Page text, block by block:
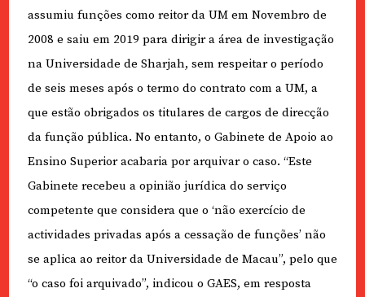
assumiu funções como reitor da UM em Novembro de
2008 e saiu em 2019 para dirigir a área de investigação
na Universidade de Sharjah, sem respeitar o período
de seis meses após o termo do contrato com a UM, a
que estão obrigados os titulares de cargos de direcção
da função pública. No entanto, o Gabinete de Apoio ao
Ensino Superior acabaria por arquivar o caso. “Este
Gabinete recebeu a opinião jurídica do serviço
competente que considera que o ‘não exercício de
actividades privadas após a cessação de funções’ não
se aplica ao reitor da Universidade de Macau”, pelo que
“o caso foi arquivado”, indicou o GAES, em resposta